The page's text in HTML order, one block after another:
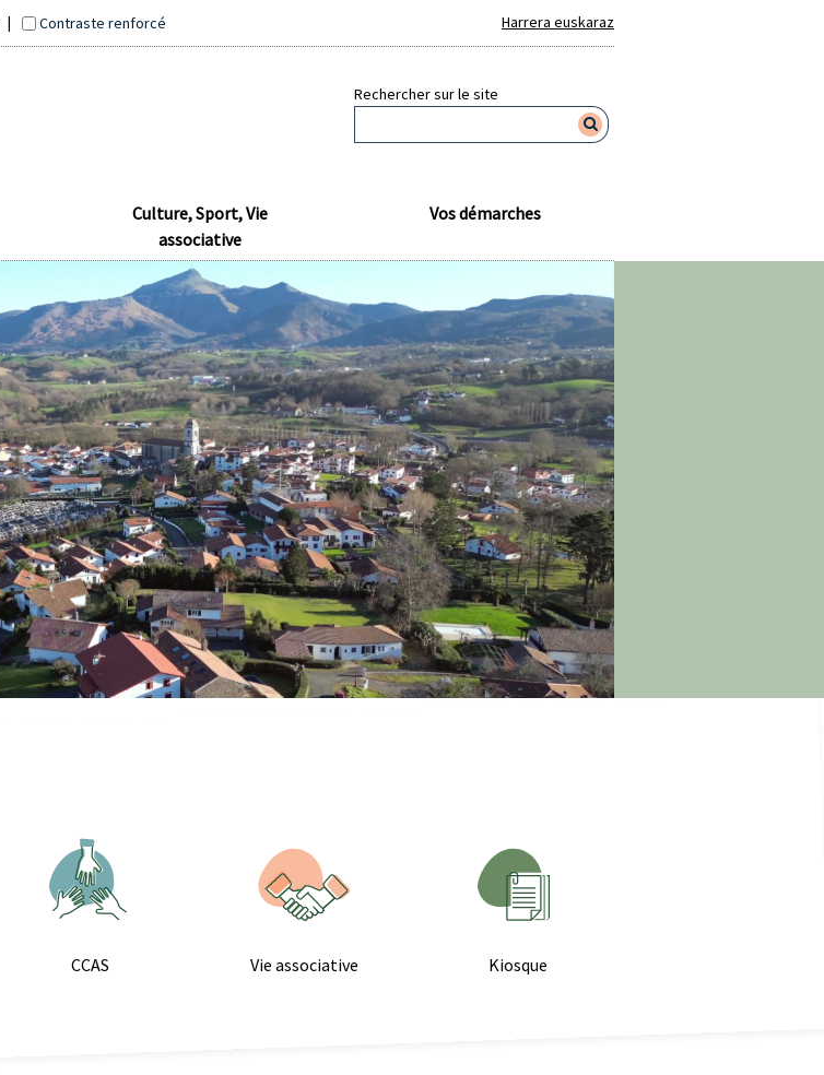
Contraste renforcé Harrera euskaraz
Rechercher sur le site
Culture, Sport, Vie
associative
Vos démarches
CCAS Vie associative Kiosque